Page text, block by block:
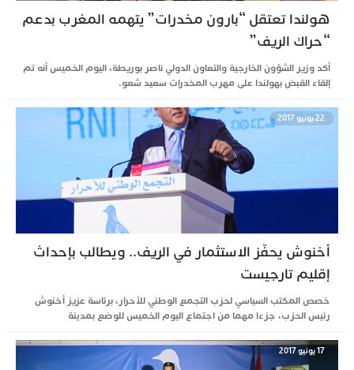
هولندا تعتقل “بارون مخدرات” يتهمه المغرب بدعم
“حراك الريف”
أكد وزير الشؤون الخارجية والتعاون الدولي ناصر بوريطة، اليوم الخميس أنه تم
إلقاء القبض بهولندا على مهرب المخدرات سعيد شعو.
أخنوش يحفّز الاستثمار في الريف.. ويطالب بإحداث
إقليم تارجيست
خصص المكتب السياسي لحزب التجمع الوطني للأحرار، برئاسة عزيز أخنوش
رئيس الحزب، جزءا مهما من اجتماع اليوم الخميس للوضع بمدينة